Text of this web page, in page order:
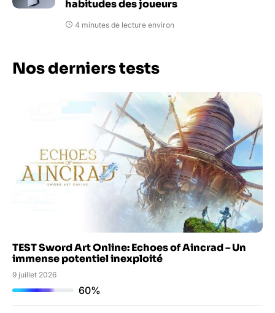
habitudes des joueurs
4 minutes de lecture environ
Nos derniers tests
TEST Sword Art Online: Echoes of Aincrad – Un
immense potentiel inexploité
9 juillet 2026
60%